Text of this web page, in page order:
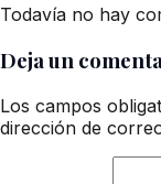
Todavía no hay
Deja un
Los campos
dirección de